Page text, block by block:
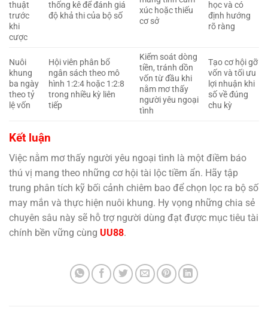
thuật
trước
khi
cược
thống kê để đánh giá
độ khả thi của bộ số
xúc hoặc thiếu
cơ sở
học và có
định hướng
rõ ràng
Nuôi
khung
ba ngày
theo tỷ
lệ vốn
Hội viên phân bổ
ngân sách theo mô
hình 1:2:4 hoặc 1:2:8
trong nhiều kỳ liên
tiếp
Kiểm soát dòng
tiền, tránh dồn
vốn từ đầu khi
nằm mơ thấy
người yêu ngoại
tình
Tạo cơ hội gỡ
vốn và tối ưu
lợi nhuận khi
số về đúng
chu kỳ
Kết luận
Việc nằm mơ thấy người yêu ngoại tình là một điềm báo
thú vị mang theo những cơ hội tài lộc tiềm ẩn. Hãy tập
trung phân tích kỹ bối cảnh chiêm bao để chọn lọc ra bộ số
may mắn và thực hiện nuôi khung. Hy vọng những chia sẻ
chuyên sâu này sẽ hỗ trợ người dùng đạt được mục tiêu tài
chính bền vững cùng UU88.